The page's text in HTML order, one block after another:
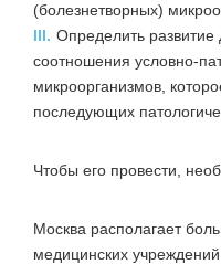
(болезнетворных)
III. Определить
соотношения условно-
микроорганизмов,
последующих
Чтобы его провести,
Москва располагает
медицинских учреждений.